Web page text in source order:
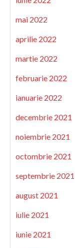
mai 2022
aprilie 2022
martie 2022
februarie 2022
ianuarie 2022
decembrie 2021
noiembrie 2021
octombrie 2021
septembrie 2021
august 2021
iulie 2021
iunie 2021